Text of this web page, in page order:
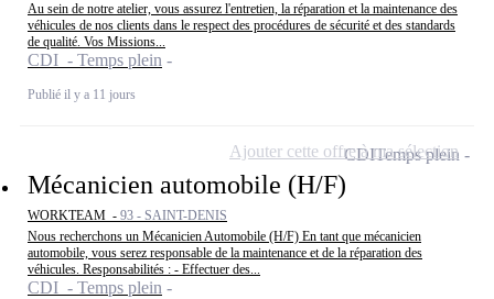
Au sein de notre atelier, vous assurez l'entretien, la réparation et la maintenance des
véhicules de nos clients dans le respect des procédures de sécurité et des standards
de qualité. Vos Missions...
CDI - Temps plein
Publié il y a 11 jours
Mécanicien automobile (H/F)
WORKTEAM - 93 - SAINT-DENIS
Nous recherchons un Mécanicien Automobile (H/F) En tant que mécanicien
automobile, vous serez responsable de la maintenance et de la réparation des
véhicules. Responsabilités : - Effectuer des...
CDI - Temps plein
CDITemps plein
Ajouter cette offre à ma sélection